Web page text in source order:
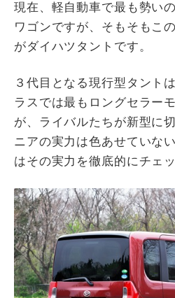
現在、軽自動車で最も勢い
ワゴンですが、そもそもこ
がダイハツタントです。
３代目となる現行型タント
ラスでは最もロングセラー
が、ライバルたちが新型に
ニアの実力は色あせていな
はその実力を徹底的にチェ